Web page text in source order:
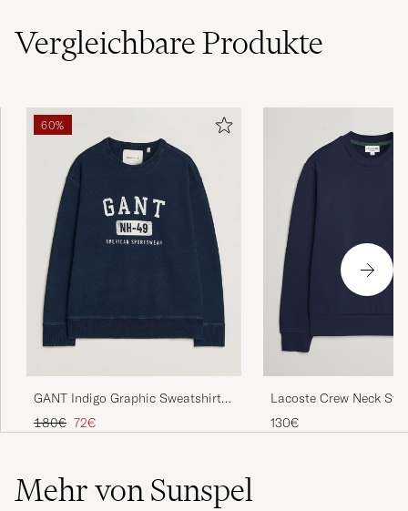
VergleichbareProdukte
60%
GANT Indigo Graphic Sweatshirt
Dark Blue
Regulärer Preis
180€ Reduzierter Preis
72€
Lacoste Crew Neck
Navy Blue
130€
Mehr von Sunspel